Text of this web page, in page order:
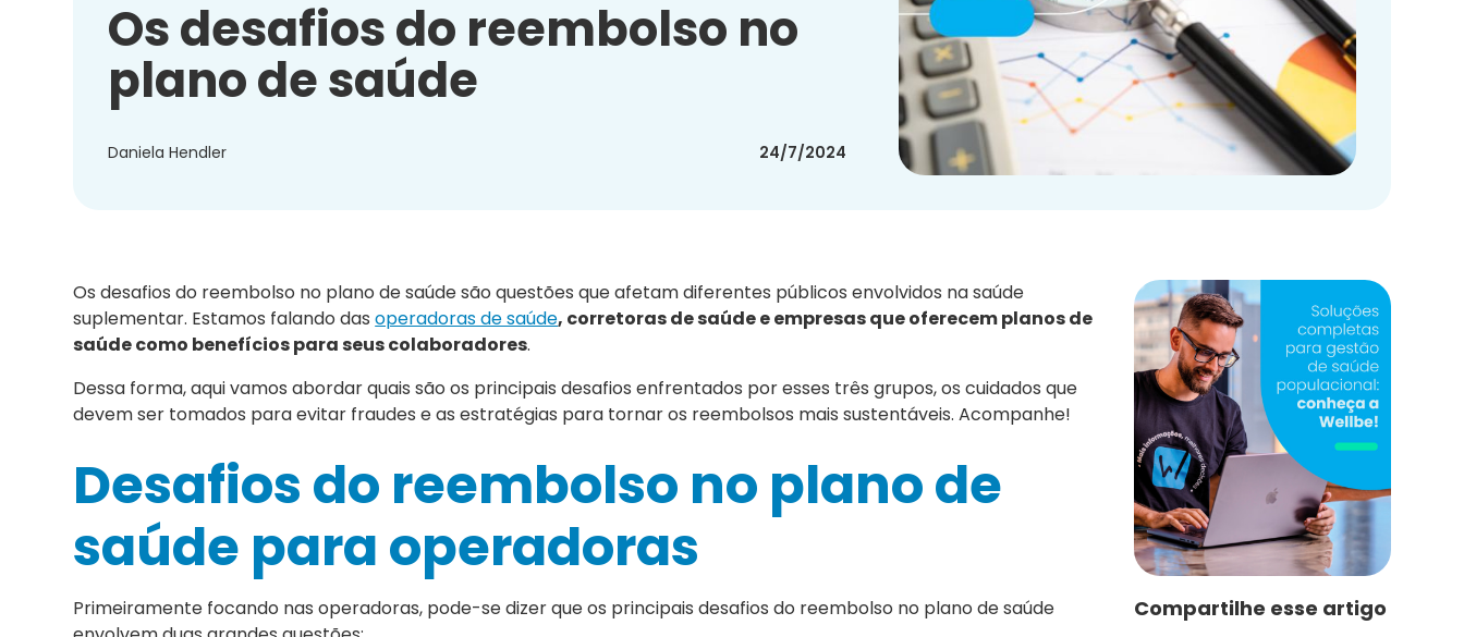
Os desafios do reembolso no
plano de saúde
Daniela Hendler 24/7/2024
Os desafios do reembolso no plano de saúde são questões que afetam diferentes públicos envolvidos na saúde
suplementar. Estamos falando dasoperadoras de saúde, corretoras de saúde e empresas que oferecem planos de
saúde como benefícios para seus colaboradores.
Dessa forma, aqui vamos abordar quais são os principais desafios enfrentados por esses três grupos, os cuidados que
devem ser tomados para evitar fraudes e as estratégias para tornar os reembolsos mais sustentáveis. Acompanhe!
Desafios do reembolso no plano de
saúde para operadoras
Primeiramente focando nas operadoras, pode-se dizer que os principais desafios do reembolso no plano de saúde
Compartilhe esse artigo